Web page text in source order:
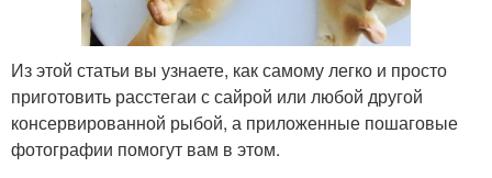
Из этой статьи вы узнаете, как самому легко и просто
приготовить расстегаи с сайрой или любой другой
консервированной рыбой, а приложенные пошаговые
фотографии помогут вам в этом.